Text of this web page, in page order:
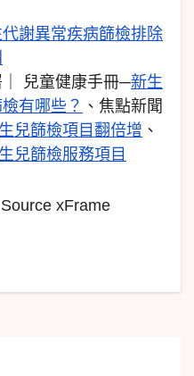
謝異常疾病篩檢排除
兒童健康手冊─新生
有哪些？ 、焦點新聞
兒篩檢項目翻倍增 、
兒篩檢服務項目
xFrame